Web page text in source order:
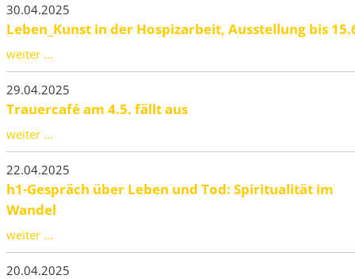
30.04.2025
Leben_Kunst in der Hospizarbeit, Ausstellung bis
weiter ...
29.04.2025
Trauercafé am 4.5. fällt aus
weiter ...
22.04.2025
h1-Gespräch über Leben und Tod: Spiritualität im
Wandel
weiter ...
20.04.2025